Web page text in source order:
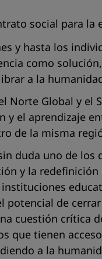
social para
y hasta los
como
a la
Norte Global y el
el aprendizaje
de la misma
duda uno de
y la
potencial de
cuestión crítica
que tienen
a la